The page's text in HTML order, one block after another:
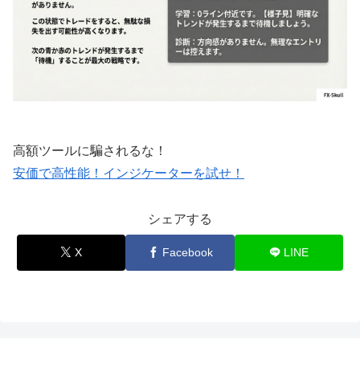
高額ツールに騙されるな！
安価で高性能！インジケーターを試せ！
シェアする
X Facebook LINE